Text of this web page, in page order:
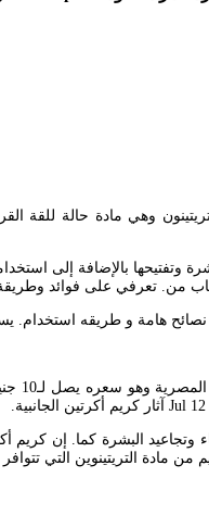
على المادة الفعالة تريتينون وهي
بالإضافة إلى
تعرفي على فوائد وطريقة
كريم
البشرة كما. إن كريم
بتركزين 005 و0025 وتعرف هذه